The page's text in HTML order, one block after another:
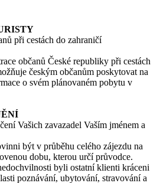
při cestách do zahraničí
občanů České republiky při cestách
českým občanům poskytovat na
o svém plánovaném pobytu v
Vašich zavazadel Vaším jménem a
být v průběhu celého zájezdu na
dobu, kterou určí průvodce.
byli ostatní klienti kráceni
poznávání, ubytování, stravování a